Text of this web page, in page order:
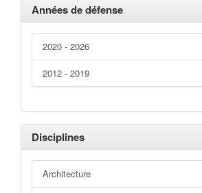
Années de défense
2020 - 2026
2012 - 2019
Disciplines
Architecture